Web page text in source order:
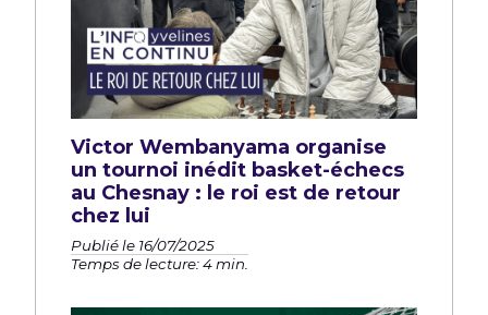
Victor Wembanyama organise
un tournoi inédit basket-échecs
au Chesnay : le roi est de retour
chez lui
Publié le 16/07/2025
Temps de lecture: 4 min.